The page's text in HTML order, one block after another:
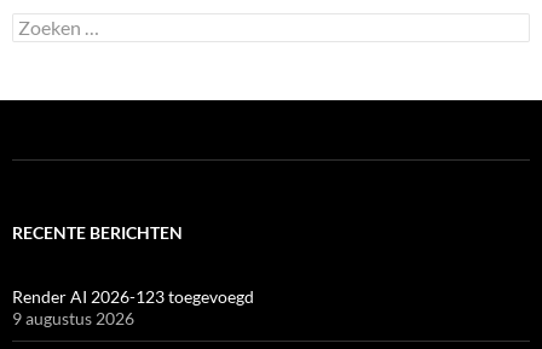
Zoeken
naar:
RECENTE BERICHTEN
Render AI 2026-123 toegevoegd
9 augustus 2026